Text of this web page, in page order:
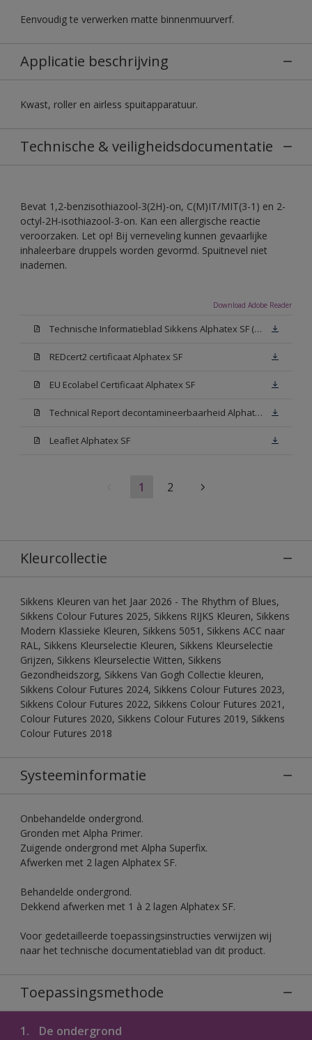
Eenvoudig te verwerken matte binnenmuurverf.
Applicatie beschrijving
Kwast, roller en airless spuitapparatuur.
Technische & veiligheidsdocumentatie
Bevat 1,2-benzisothiazool-3(2H)-on, C(M)IT/MIT(3-1) en 2-
octyl-2H-isothiazool-3-on. Kan een allergische reactie
veroorzaken. Let op! Bij verneveling kunnen gevaarlijke
inhaleerbare druppels worden gevormd. Spuitnevel niet
inademen.
Download Adobe Reader
Technische Informatieblad Sikkens Alphatex SF (PDF)
REDcert2 certificaat Alphatex SF
EU Ecolabel Certificaat Alphatex SF
Technical Report decontamineerbaarheid Alphatex SF
Leaflet Alphatex SF
1 2
Kleurcollectie
Sikkens Kleuren van het Jaar 2026 - The Rhythm of Blues,
Sikkens Colour Futures 2025, Sikkens RIJKS Kleuren, Sikkens
Modern Klassieke Kleuren, Sikkens 5051, Sikkens ACC naar
RAL, Sikkens Kleurselectie Kleuren, Sikkens Kleurselectie
Grijzen, Sikkens Kleurselectie Witten, Sikkens
Gezondheidszorg, Sikkens Van Gogh Collectie kleuren,
Sikkens Colour Futures 2024, Sikkens Colour Futures 2023,
Sikkens Colour Futures 2022, Sikkens Colour Futures 2021,
Colour Futures 2020, Sikkens Colour Futures 2019, Sikkens
Colour Futures 2018
Systeeminformatie
Onbehandelde ondergrond.
Gronden met Alpha Primer.
Zuigende ondergrond met Alpha Superfix.
Afwerken met 2 lagen Alphatex SF.
Behandelde ondergrond.
Dekkend afwerken met 1 à 2 lagen Alphatex SF.
Voor gedetailleerde toepassingsinstructies verwijzen wij
naar het technische documentatieblad van dit product.
Toepassingsmethode
1. De ondergrond